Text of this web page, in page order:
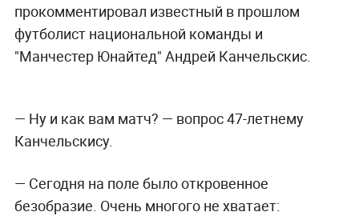
прокомментировал известный в прошлом
футболист национальной команды и
"Манчестер Юнайтед" Андрей Канчельскис.
— Ну и как вам матч? — вопрос 47-летнему
Канчельскису.
— Сегодня на поле было откровенное
безобразие. Очень многого не хватает: